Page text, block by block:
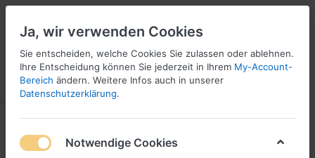
Menü Anmelden Wunschliste
1
Ja, wir verwenden Cookies
Sie entscheiden, welche Cookies Sie zulassen oder ablehnen.
Ihre Entscheidung können Sie jederzeit in Ihrem My-Account-
Bereich ändern. Weitere Infos auch in unserer
Datenschutzerklärung.
Notwendige Cookies